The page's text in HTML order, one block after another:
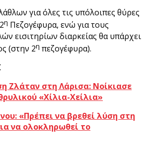
για όλες τις υπόλοιπες θύρες
η Πεζογέφυρα, ενώ για τους
εισιτηρίων διαρκείας θα υπάρχει
(στην 2η πεζογέφυρα).
Ζλάταν στη Λάρισα: Νοίκιασε
«Χίλια-Χείλια»
«Πρέπει να βρεθεί λύση στη
να ολοκληρωθεί το